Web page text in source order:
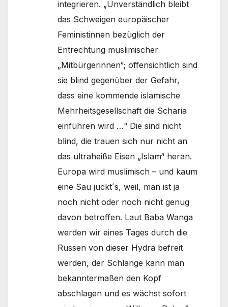
integrieren. „Unverständlich bleibt
das Schweigen europäischer
Feministinnen bezüglich der
Entrechtung muslimischer
„Mitbürgerinnen“; offensichtlich sind
sie blind gegenüber der Gefahr,
dass eine kommende islamische
Mehrheitsgesellschaft die Scharia
einführen wird …“ Die sind nicht
blind, die trauen sich nur nicht an
das ultraheiße Eisen „Islam“ heran.
Europa wird muslimisch – und kaum
eine Sau juckt´s, weil, man ist ja
noch nicht oder noch nicht genug
davon betroffen. Laut Baba Wanga
werden wir eines Tages durch die
Russen von dieser Hydra befreit
werden, der Schlange kann man
bekanntermaßen den Kopf
abschlagen und es wächst sofort